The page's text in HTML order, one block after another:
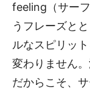
feeling（サー
うフレーズと
ルなスピリッ
変わりません
だからこそ、